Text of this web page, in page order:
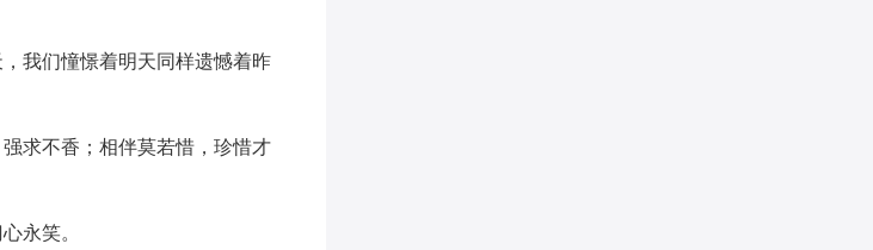
我们憧憬着明天同样遗憾着昨
求不香；相伴莫若惜，珍惜才
永笑。